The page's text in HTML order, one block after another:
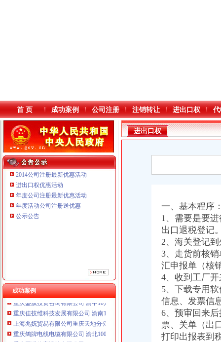
本站导航
首 页 成功案例 公司注册 注销转让 进出口权
2014公司注册最新优惠活动
进出口权优惠活动
年度公司注册最新优惠活动
年度活动公司注册送优惠
公示公告
成功案例
重庆鸽牌电线电缆有限公司 渝北10010万 (进出口权)
重庆慧风涂装材料有限公司 渝高10万 （工商注册）
重庆欧氏科技发展有限公司 渝九50万 （进出口权）
重庆盛旗投资咨询有限公司 渝中10万 （工商注册）
重庆佳技维科技发展有限公司 渝南100万 （进出口权）
上海兆妩贸易有限公司重庆天地分公司 渝中 （工商注册）
重庆鸽牌电线电缆有限公司 渝北10010万 (进出口权)
重庆国洪体育设施有限公司
进出口权
一、基本程序
1、需要是要
出口退税登记
2、海关登记
3、走货前核
汇申报单（核
4、收到工厂
5、下载专用
信息、发票信
6、预审回来
票、关单（出
打印出报表到